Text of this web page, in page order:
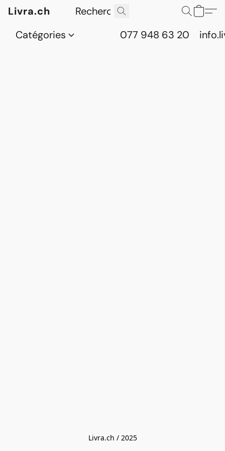
Livra.ch
Catégories
077 948 63 20
Livra.ch / 2025